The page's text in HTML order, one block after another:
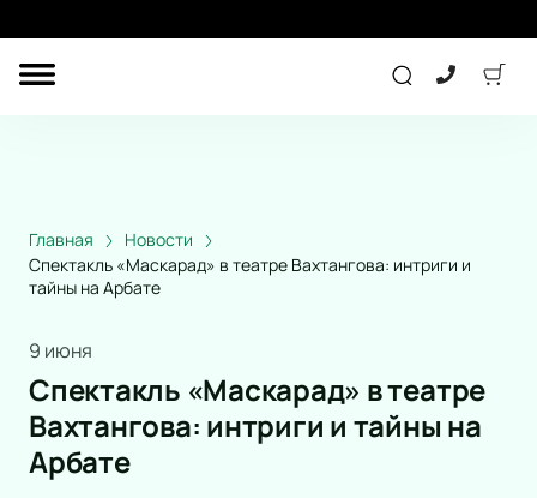
ПОДАРОЧНЫЕ
СЕРТИФИКАТЫ
Другое
Главная
Новости
Спектакль «Маскарад» в театре Вахтангова: интриги и
тайны на Арбате
9 июня
Спектакль «Маскарад» в театре
Вахтангова: интриги и тайны на
Арбате